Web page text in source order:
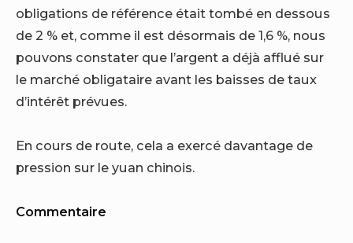
obligations de référence était tombé en dessous
de 2 % et, comme il est désormais de 1,6 %, nous
pouvons constater que l’argent a déjà afflué sur
le marché obligataire avant les baisses de taux
d’intérêt prévues.
En cours de route, cela a exercé davantage de
pression sur le yuan chinois.
Commentaire